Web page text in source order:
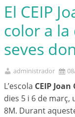
El CEIP
color a
seves
administrador
L’escola CEIP Joan
dies 5 i 6 de
8M. Durant